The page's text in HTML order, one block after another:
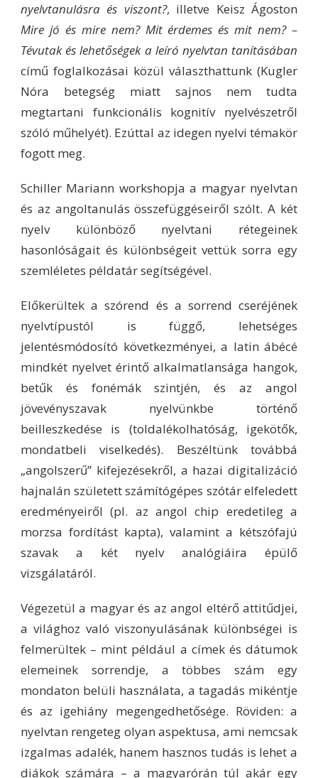
nyelvtanulásra és viszont?, illetve Keisz Ágoston
Mire jó és mire nem? Mit érdemes és mit nem? –
Tévutak és lehetőségek a leíró nyelvtan tanításában
című foglalkozásai közül választhattunk (Kugler
Nóra betegség miatt sajnos nem tudta
megtartani funkcionális kognitív nyelvészetről
szóló műhelyét). Ezúttal az idegen nyelvi témakör
fogott meg.
Schiller Mariann workshopja a magyar nyelvtan
és az angoltanulás összefüggéseiről szólt. A két
nyelv különböző nyelvtani rétegeinek
hasonlóságait és különbségeit vettük sorra egy
szemléletes példatár segítségével.
Előkerültek a szórend és a sorrend cseréjének
nyelvtípustól is függő, lehetséges
jelentésmódosító következményei, a latin ábécé
mindkét nyelvet érintő alkalmatlansága hangok,
betűk és fonémák szintjén, és az angol
jövevényszavak nyelvünkbe történő
beilleszkedése is (toldalékolhatóság, igekötők,
mondatbeli viselkedés). Beszéltünk továbbá
„angolszerű” kifejezésekről, a hazai digitalizáció
hajnalán született számítógépes szótár elfeledett
eredményeiről (pl. az angol chip eredetileg a
morzsa fordítást kapta), valamint a kétszófajú
szavak a két nyelv analógiáira épülő
vizsgálatáról.
Végezetül a magyar és az angol eltérő attitűdjei,
a világhoz való viszonyulásának különbségei is
felmerültek – mint például a címek és dátumok
elemeinek sorrendje, a többes szám egy
mondaton belüli használata, a tagadás mikéntje
és az igehiány megengedhetősége. Röviden: a
nyelvtan rengeteg olyan aspektusa, ami nemcsak
izgalmas adalék, hanem hasznos tudás is lehet a
diákok számára – a magyarórán túl akár egy